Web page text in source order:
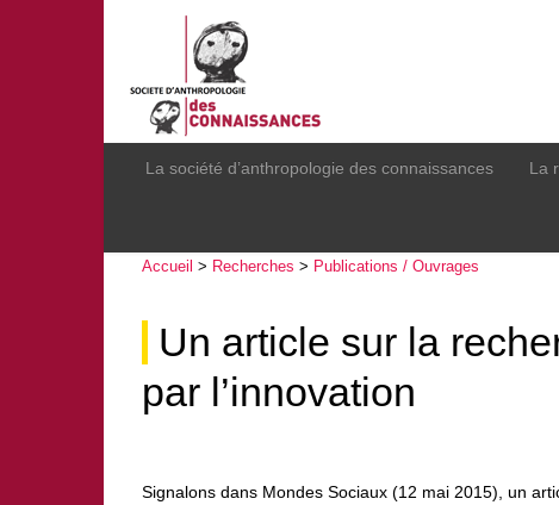
La société d’anthropologie des connaissances La
Accueil > Recherches > Publications / Ouvrages
Un article sur la
par l’innovation
Signalons dans Mondes Sociaux (12 mai 2015), un